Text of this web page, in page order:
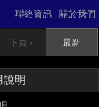
關於我們
聯絡資訊
下頁 › 最新